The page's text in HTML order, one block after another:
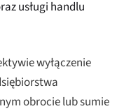
usługi handlu
wyłączenie
obrocie lub sumie